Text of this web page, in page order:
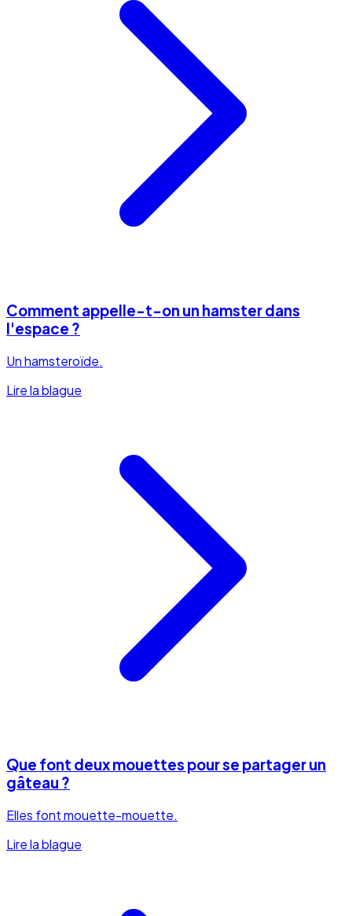
Comment appelle-t-on un hamster dans
l'espace ?
Un hamsteroïde.
Lire la blague
Que font deux mouettes pour se partager un
gâteau ?
Elles font mouette-mouette.
Lire la blague